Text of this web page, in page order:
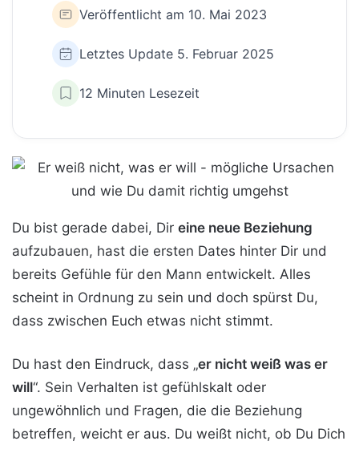
Veröffentlicht am 10. Mai 2023
Letztes Update 5. Februar 2025
12 Minuten Lesezeit
Du bist gerade dabei, Dir eine neue Beziehung
aufzubauen, hast die ersten Dates hinter Dir und
bereits Gefühle für den Mann entwickelt. Alles
scheint in Ordnung zu sein und doch spürst Du,
dass zwischen Euch etwas nicht stimmt.
Du hast den Eindruck, dass „er nicht weiß was er
will“. Sein Verhalten ist gefühlskalt oder
ungewöhnlich und Fragen, die die Beziehung
betreffen, weicht er aus. Du weißt nicht, ob Du Dich